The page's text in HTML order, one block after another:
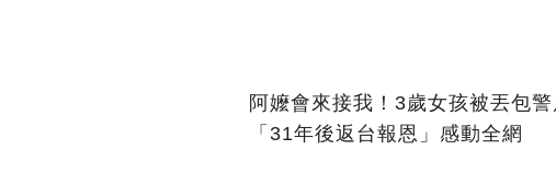
阿嬤會來接我！3歲女孩被丟包
「31年後返台報恩」感動全網